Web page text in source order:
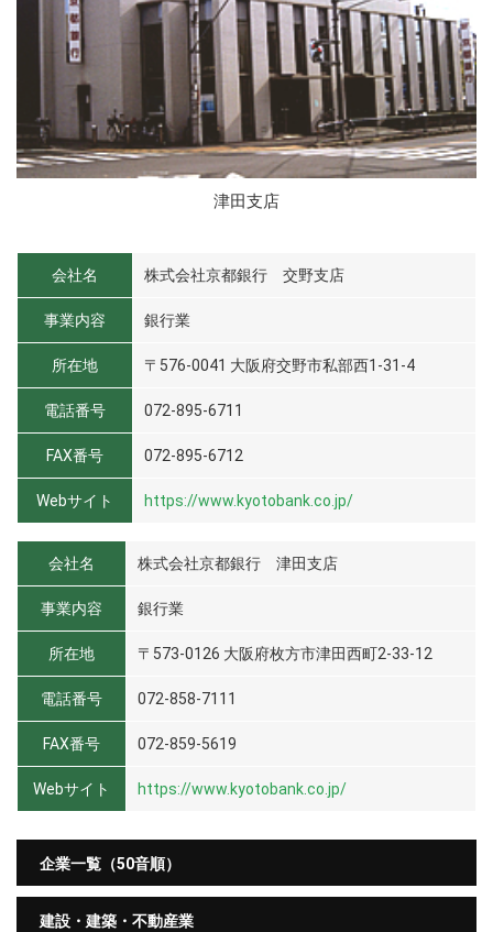
津田支店
会社名 株式会社京都銀行 交野支店
事業内容 銀行業
所在地 〒576-0041 大阪府交野市私部西1-31-4
電話番号 072-895-6711
FAX番号 072-895-6712
Webサイト https://www.kyotobank.co.jp/
会社名 株式会社京都銀行 津田支店
事業内容 銀行業
所在地 〒573-0126 大阪府枚方市津田西町2-33-12
電話番号 072-858-7111
FAX番号 072-859-5619
Webサイト https://www.kyotobank.co.jp/
企業一覧（50音順）
建設・建築・不動産業